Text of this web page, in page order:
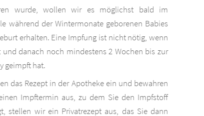
wurde, wollen wir es möglichst bald im
während der Wintermonate geborenen Babies
erhalten. Eine Impfung ist nicht nötig, wenn
danach noch mindestens 2 Wochen bis zur
geimpft hat.
das Rezept in der Apotheke ein und bewahren
Impftermin aus, zu dem Sie den Impfstoff
stellen wir ein Privatrezept aus, das Sie dann